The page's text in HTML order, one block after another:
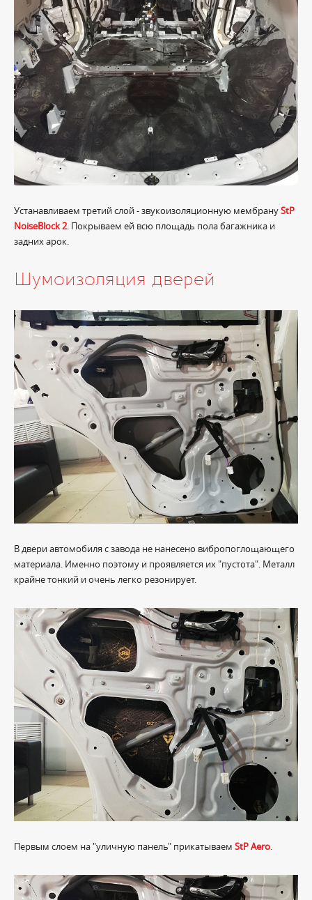
Устанавливаем третий слой - звукоизоляционную мембрануStP
NoiseBlock 2. Покрываем ей всю площадь пола багажника и
задних арок.
Шумоизоляция дверей
В двери автомобиля с завода не нанесено вибропоглощающего
материала. Именно поэтому и проявляется их "пустота". Металл
крайне тонкий и очень легко резонирует.
Первым слоем на "уличную панель" прикатываем StP Aero.